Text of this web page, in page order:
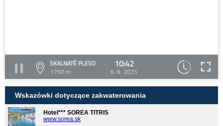
SKALNATÉ PLESO
1750 m
10:42
6. 9. 2025
Wskazówki dotyczące zakwaterowania
Hotel*** SOREA TITRIS
www.sorea.sk